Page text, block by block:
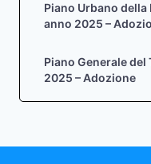
Piano Urbano della
anno 2025 –
Piano Generale del
2025 – Adozione